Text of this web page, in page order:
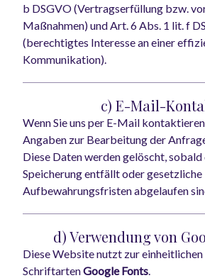
b DSGVO (Vertragserfüllung bzw.
Maßnahmen) und Art. 6 Abs. 1 lit. f
(berechtigtes Interesse an einer
Kommunikation).
c) E-Mail-
Wenn Sie uns per E-Mail
Angaben zur Bearbeitung der
Diese Daten werden gelöscht,
Speicherung entfällt oder gesetzliche
Aufbewahrungsfristen abgelaufen
d) Verwendung von
Diese Website nutzt zur
SchriftartenGoogle Fonts.